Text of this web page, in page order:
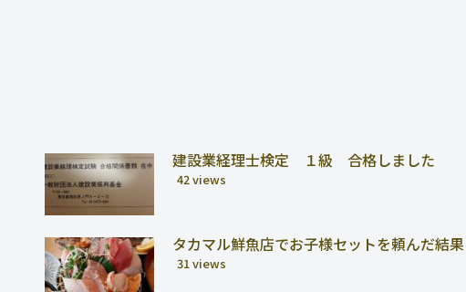
建設業経理士検定 １級 合格しました
42 views
タカマル鮮魚店でお子様セットを頼んだ結
31 views